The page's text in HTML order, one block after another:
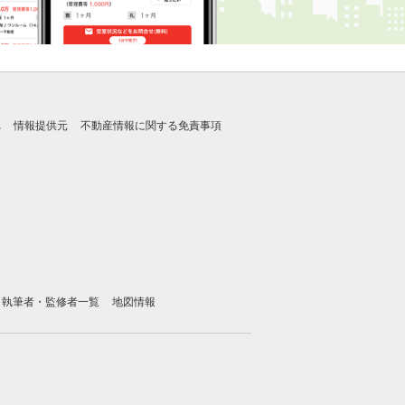
情報提供元 不動産情報に関する免責事項
執筆者・監修者一覧 地図情報